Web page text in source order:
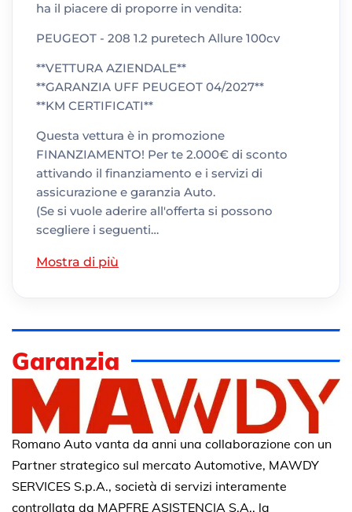
ha il piacere di proporre in vendita:
PEUGEOT - 208 1.2 puretech Allure 100cv
**VETTURA AZIENDALE**
**GARANZIA UFF PEUGEOT 04/2027**
**KM CERTIFICATI**
Questa vettura è in promozione
FINANZIAMENTO! Per te 2.000€ di sconto
attivando il finanziamento e i servizi di
assicurazione e garanzia Auto.
(Se si vuole aderire all'offerta si possono
scegliere i seguenti…
Mostra di più
Garanzia
Romano Auto vanta da anni una collaborazione con un
Partner strategico sul mercato Automotive, MAWDY
SERVICES S.p.A., società di servizi interamente
controllata da MAPFRE ASISTENCIA S.A., la